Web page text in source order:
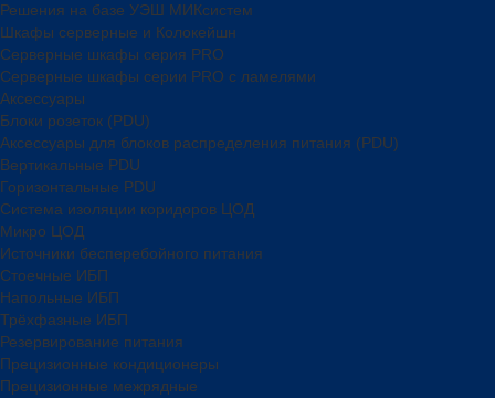
Решения на базе УЭШ МИКсистем
Шкафы серверные и Колокейшн
Серверные шкафы серия PRO
Серверные шкафы серии PRO с ламелями
Аксессуары
Блоки розеток (PDU)
Аксессуары для блоков распределения питания (PDU)
Вертикальные PDU
Горизонтальные PDU
Система изоляции коридоров ЦОД
Микро ЦОД
Источники бесперебойного питания
Стоечные ИБП
Напольные ИБП
Трёхфазные ИБП
Резервирование питания
Прецизионные кондиционеры
Прецизионные межрядные